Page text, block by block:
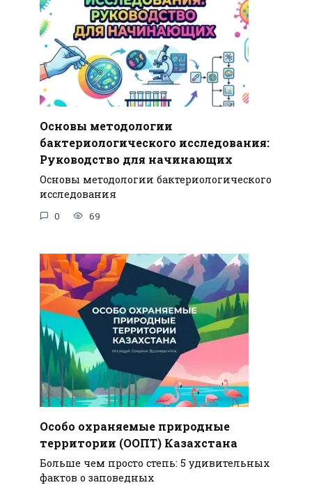
Основы методологии
бактериологического исследования:
Руководство для начинающих
Основы методологии бактериологического
исследования
0 69
Особо охраняемые природные
территории (ООПТ) Казахстана
Больше чем просто степь: 5 удивительных
фактов о заповедных